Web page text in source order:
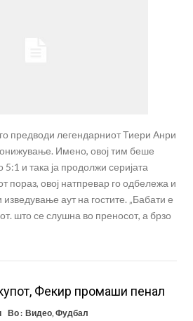
предводи легендарниот Тиери Анри
Имено, овој тим беше
и така ја продолжи серијата
пораз, овој натпревар го одбележа и
аут на гостите. „Бабати е
што се слушна во преносот, а брзо
Фекир промаши пенал
Во : Видео,Фудбал